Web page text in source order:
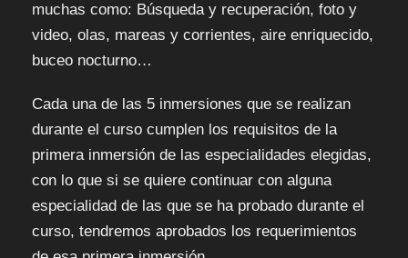
muchas como: Búsqueda y recuperación, foto y
video, olas, mareas y corrientes, aire enriquecido,
buceo nocturno…
Cada una de las 5 inmersiones que se realizan
durante el curso cumplen los requisitos de la
primera inmersión de las especialidades elegidas,
con lo que si se quiere continuar con alguna
especialidad de las que se ha probado durante el
curso, tendremos aprobados los requerimientos